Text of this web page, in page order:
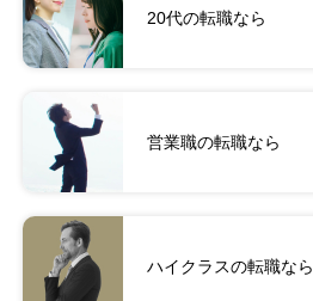
20代の転職なら
営業職の転職なら
ハイクラスの転職なら